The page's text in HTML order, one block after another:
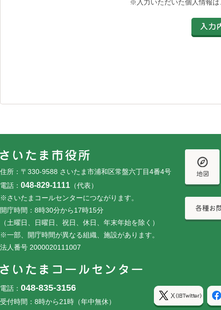
※入力いただいた個人情報
住所：〒330-9588 さいたま市浦和区常盤六丁目4番4号
電話： 048-829-1111 （代表）
※さいたまコールセンターにつながります。
開庁時間：8時30分から17時15分
（土曜日、日曜日、祝日、休日、年末年始を除く）
※一部、開庁時間が異なる組織、施設があります。
法人番号 2000020111007
電話： 048-835-3156
受付時間：8時から21時（年中無休）